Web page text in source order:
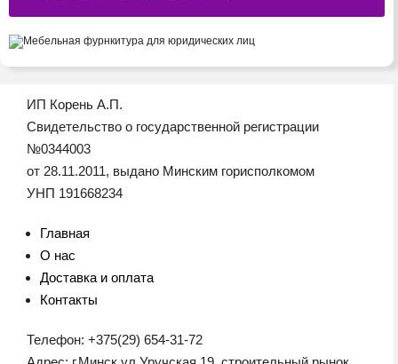
ИП Корень А.П.
Свидетельство о государственной регистрации
№0344003
от 28.11.2011, выдано Минским горисполкомом
УНП 191668234
Главная
О нас
Доставка и оплата
Контакты
Телефон: +375(29) 654-31-72